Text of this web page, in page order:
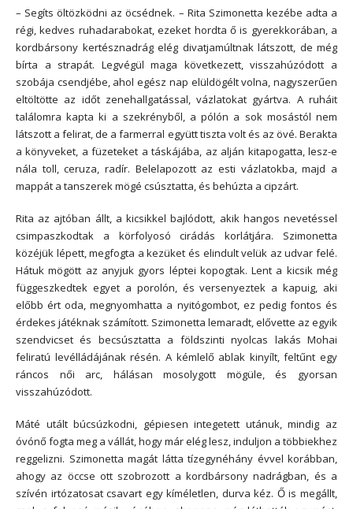
– Segíts öltözködni az öcsédnek. – Rita Szimonetta kezébe adta a
régi, kedves ruhadarabokat, ezeket hordta ő is gyerekkorában, a
kordbársony kertésznadrág elég divatjamúltnak látszott, de még
bírta a strapát. Legvégül maga következett, visszahúzódott a
szobája csendjébe, ahol egész nap elüldögélt volna, nagyszerűen
eltöltötte az időt zenehallgatással, vázlatokat gyártva. A ruháit
találomra kapta ki a szekrényből, a pólón a sok mosástól nem
látszott a felirat, de a farmerral együtt tiszta volt és az övé. Berakta
a könyveket, a füzeteket a táskájába, az alján kitapogatta, lesz-e
nála toll, ceruza, radír. Belelapozott az esti vázlatokba, majd a
mappát a tanszerek mögé csúsztatta, és behúzta a cipzárt.
Rita az ajtóban állt, a kicsikkel bajlódott, akik hangos nevetéssel
csimpaszkodtak a körfolyosó cirádás korlátjára. Szimonetta
közéjük lépett, megfogta a kezüket és elindult velük az udvar felé.
Hátuk mögött az anyjuk gyors léptei kopogtak. Lent a kicsik még
függeszkedtek egyet a porolón, és versenyeztek a kapuig, aki
előbb ért oda, megnyomhatta a nyitógombot, ez pedig fontos és
érdekes játéknak számított. Szimonetta lemaradt, elővette az egyik
szendvicset és becsúsztatta a földszinti nyolcas lakás Mohai
feliratú levélládájának résén. A kémlelő ablak kinyílt, feltűnt egy
ráncos női arc, hálásan mosolygott mögüle, és gyorsan
visszahúzódott.
Máté utált búcsúzkodni, gépiesen integetett utánuk, mindig az
óvónő fogta meg a vállát, hogy már elég lesz, induljon a többiekhez
reggelizni. Szimonetta magát látta tízegynéhány évvel korábban,
ahogy az öccse ott szobrozott a kordbársony nadrágban, és a
szívén irtózatosat csavart egy kíméletlen, durva kéz. Ő is megállt,